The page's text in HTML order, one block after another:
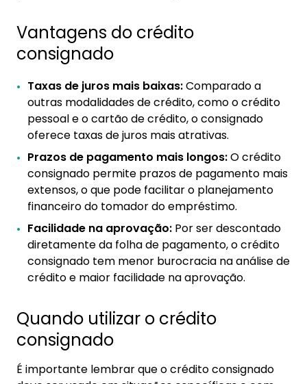
Vantagens do crédito
consignado
Taxas de juros mais baixas:Comparado a
outras modalidades de crédito, como o crédito
pessoal e o cartão de crédito, o consignado
oferece taxas de juros mais atrativas.
Prazos de pagamento mais longos:O crédito
consignado permite prazos de pagamento mais
extensos, o que pode facilitar o planejamento
financeiro do tomador do empréstimo.
Facilidade na aprovação: Por ser descontado
diretamente da folha de pagamento, o crédito
consignado tem menor burocracia na análise de
crédito e maior facilidade na aprovação.
Quando utilizar o crédito
consignado
É importante lembrar que o crédito consignado